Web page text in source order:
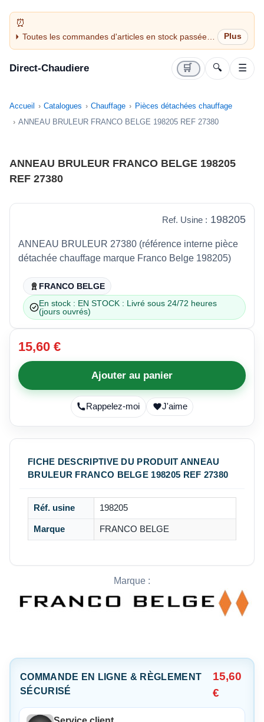
Toutes les commandes d'articles en stock passées
avant 14H sont expédiées le jour même (jours
Direct-Chaudiere 🛒 🔍 ☰
Accueil Catalogues Chauffage
Pièces détachées chauffage
ANNEAU BRULEUR FRANCO BELGE 198205 REF 27380
ANNEAU BRULEUR FRANCO BELGE 198205
REF 27380
Ref. Usine : 198205
ANNEAU BRULEUR 27380 (référence interne pièce
détachée chauffage marque Franco Belge 198205)
FRANCO BELGE
En stock : EN STOCK : Livré sous 24/72 heures
(jours ouvrés)
15,60 €
Ajouter au panier
Rappelez-moi J'aime
FICHE DESCRIPTIVE DU PRODUIT ANNEAU
BRULEUR FRANCO BELGE 198205 REF 27380
Réf. usine 198205
Marque FRANCO BELGE
Marque :
COMMANDE EN LIGNE & RÈGLEMENT
SÉCURISÉ
15,60
€